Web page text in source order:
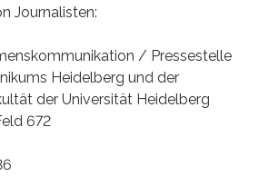
Journalisten:
/ Pressestelle
Heidelberg und der
der Universität Heidelberg
672